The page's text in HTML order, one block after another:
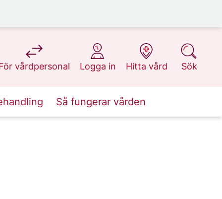
vårdpersonal
på 1177.se
Logga in
på 1177.se
Hitta vård
på 1177.se
Sök
på 1177.se
Så fungerar vården